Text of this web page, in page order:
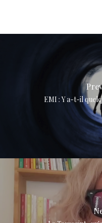
EMI : Y a-t-il